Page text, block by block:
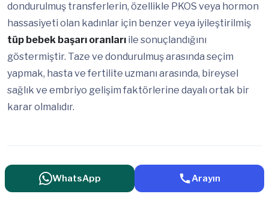
dondurulmuş transferlerin, özellikle PKOS veya hormon
hassasiyeti olan kadınlar için benzer veya iyileştirilmiş
tüp bebek başarı oranları ile sonuçlandığını
göstermiştir. Taze ve dondurulmuş arasında seçim
yapmak, hasta ve fertilite uzmanı arasında, bireysel
sağlık ve embriyo gelişim faktörlerine dayalı ortak bir
karar olmalıdır.
BU MAKALEYİ PAYLAŞ
WhatsApp Arayın